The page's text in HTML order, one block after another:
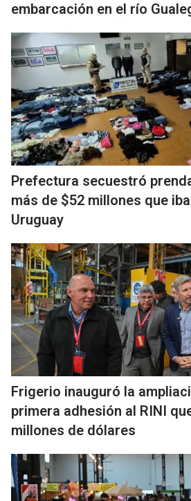
embarcación en el río
Prefectura secuestró
más de $52 millones que
Uruguay
Frigerio inauguró la
primera adhesión al RINI
millones de dólares